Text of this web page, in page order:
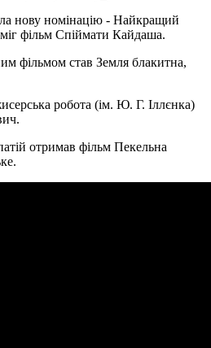
нову номінацію - Найкращий
фільм Спіймати Кайдаша.
фільмом став Земля блакитна,
робота (ім. Ю. Г. Іллєнка)
отримав фільм Пекельна